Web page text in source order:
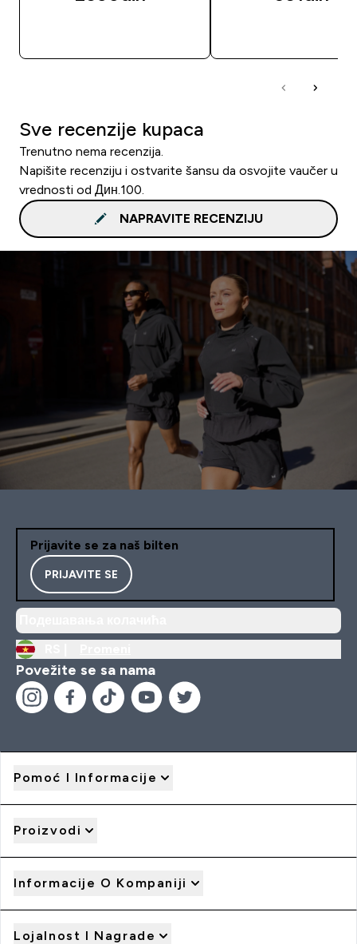
Sve recenzije kupaca
Trenutno nema recenzija.
Napišite recenziju i ostvarite šansu da osvojite vaučer u
vrednosti od Дин.100.
NAPRAVITE RECENZIJU
Prijavite se za naš bilten
PRIJAVITE SE
Povežite se sa nama
Pomoć I Informacije
Proizvodi
Informacije O Kompaniji
Lojalnost I Nagrade